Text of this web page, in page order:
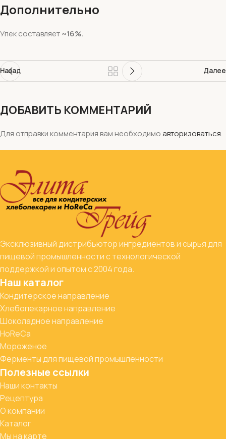
Дополнительно
Упек составляет~16%.
Назад Далее
ДОБАВИТЬ КОММЕНТАРИЙ
Для отправки комментария вам необходимоавторизоваться.
Эксклюзивный дистрибьютор ингредиентов и сырья для
пищевой промышленности с технологической
поддержкой и опытом с 2004 года.
Наш каталог
Кондитерское направление
Хлебопекарное направление
Шоколадное направление
HoReCa
Мороженое
Ферменты для пищевой промышленности
Полезные ссылки
Наши контакты
Рецептура
О компании
Каталог
Мы на карте